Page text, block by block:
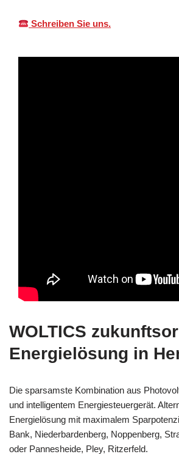
Schreiben Sie uns.
WOLTICS
Energielösung in
Die sparsamste Kombination aus
und intelligentem Energiesteuergerät.
Energielösung mit maximalem
Bank, Niederbardenberg, Noppenberg,
oder Pannesheide, Pley, Ritzerfeld.